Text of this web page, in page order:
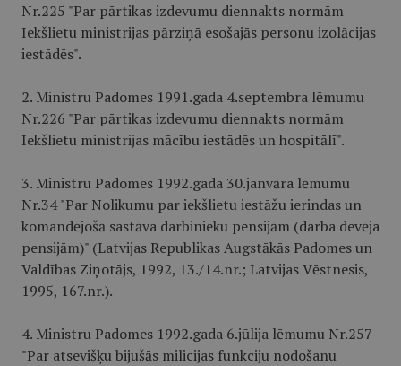
Nr.225 "Par pārtikas izdevumu diennakts normām
Iekšlietu ministrijas pārziņā esošajās personu izolācijas
iestādēs".
2. Ministru Padomes 1991.gada 4.septembra lēmumu
Nr.226 "Par pārtikas izdevumu diennakts normām
Iekšlietu ministrijas mācību iestādēs un hospitālī".
3. Ministru Padomes 1992.gada 30.janvāra lēmumu
Nr.34 "Par Nolikumu par iekšlietu iestāžu ierindas un
komandējošā sastāva darbinieku pensijām (darba devēja
pensijām)" (Latvijas Republikas Augstākās Padomes un
Valdības Ziņotājs, 1992, 13./14.nr.; Latvijas Vēstnesis,
1995, 167.nr.).
4. Ministru Padomes 1992.gada 6.jūlija lēmumu Nr.257
"Par atsevišķu bijušās milicijas funkciju nodošanu